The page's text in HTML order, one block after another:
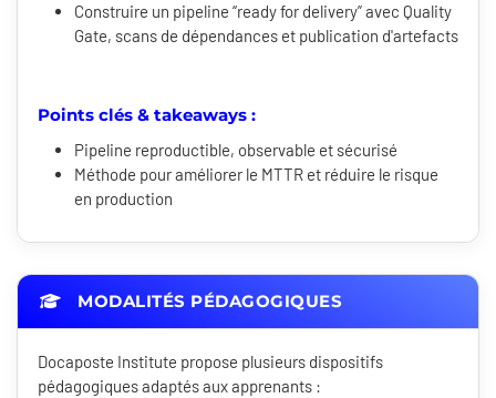
Construire un pipeline “ready for delivery” avec Quality
Gate, scans de dépendances et publication d'artefacts
Points clés & takeaways :
Pipeline reproductible, observable et sécurisé
Méthode pour améliorer le MTTR et réduire le risque
en production
MODALITÉS PÉDAGOGIQUES
Docaposte Institute propose plusieurs dispositifs
pédagogiques adaptés aux apprenants :